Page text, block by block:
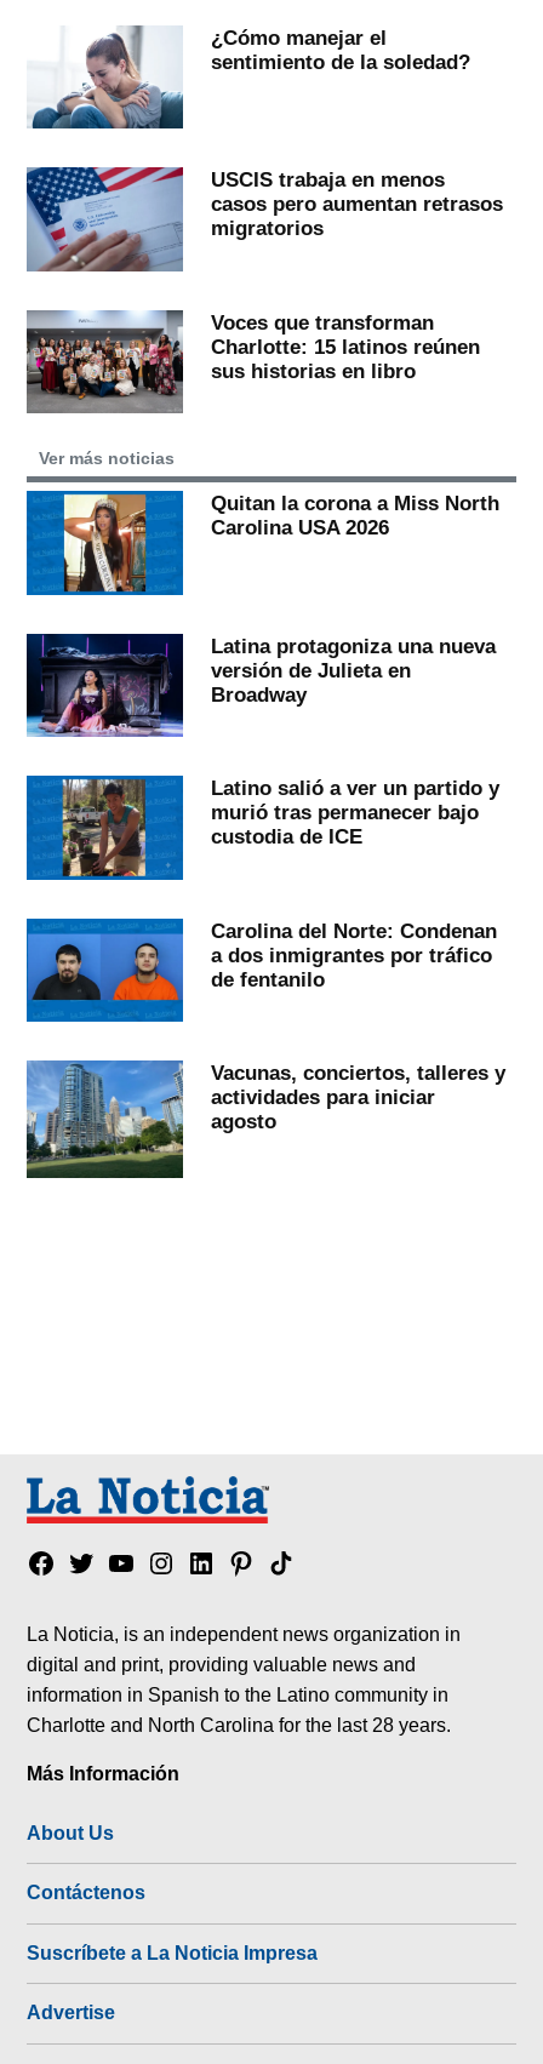
¿Cómo manejar el
sentimiento de la soledad?
USCIS trabaja en menos
casos pero aumentan retrasos
migratorios
Voces que transforman
Charlotte: 15 latinos reúnen
sus historias en libro
Ver más noticias
Quitan la corona a Miss North
Carolina USA 2026
Latina protagoniza una nueva
versión de Julieta en
Broadway
Latino salió a ver un partido y
murió tras permanecer bajo
custodia de ICE
Carolina del Norte: Condenan
a dos inmigrantes por tráfico
de fentanilo
Vacunas, conciertos, talleres y
actividades para iniciar
agosto
Facebook
TwitterYouTubeInstagram
LinkedinPinterest
Tik
La Noticia, is an independent news organization in
digital and print, providing valuable news and
information in Spanish to the Latino community in
Charlotte and North Carolina for the last 28 years.
Más Información
About Us
Contáctenos
Suscríbete a La Noticia Impresa
Advertise